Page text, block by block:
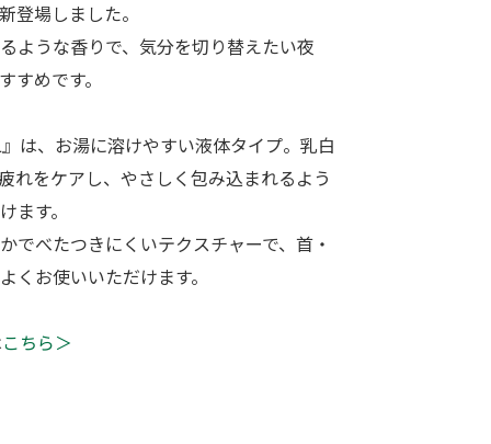
登場しました。
ような香りで、気分を切り替えたい夜
すめです。
は、お湯に溶けやすい液体タイプ。乳白
れをケアし、やさしく包み込まれるよう
ます。
でべたつきにくいテクスチャーで、首・
くお使いいただけます。
こちら＞